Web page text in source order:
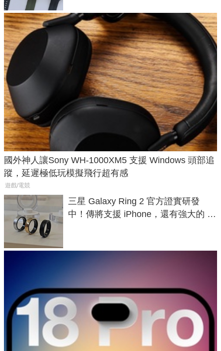
國外神人讓Sony WH-1000XM5 支援 Windows 頭部追
蹤，延遲極低玩模擬飛行超有感
遊戲/電競
三星 Galaxy Ring 2 官方證實研發
中！傳將支援 iPhone，還有強大的 AI